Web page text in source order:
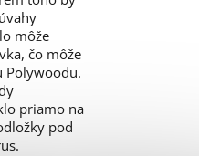
môže
čo môže
Polywoodu.
priamo na
pod